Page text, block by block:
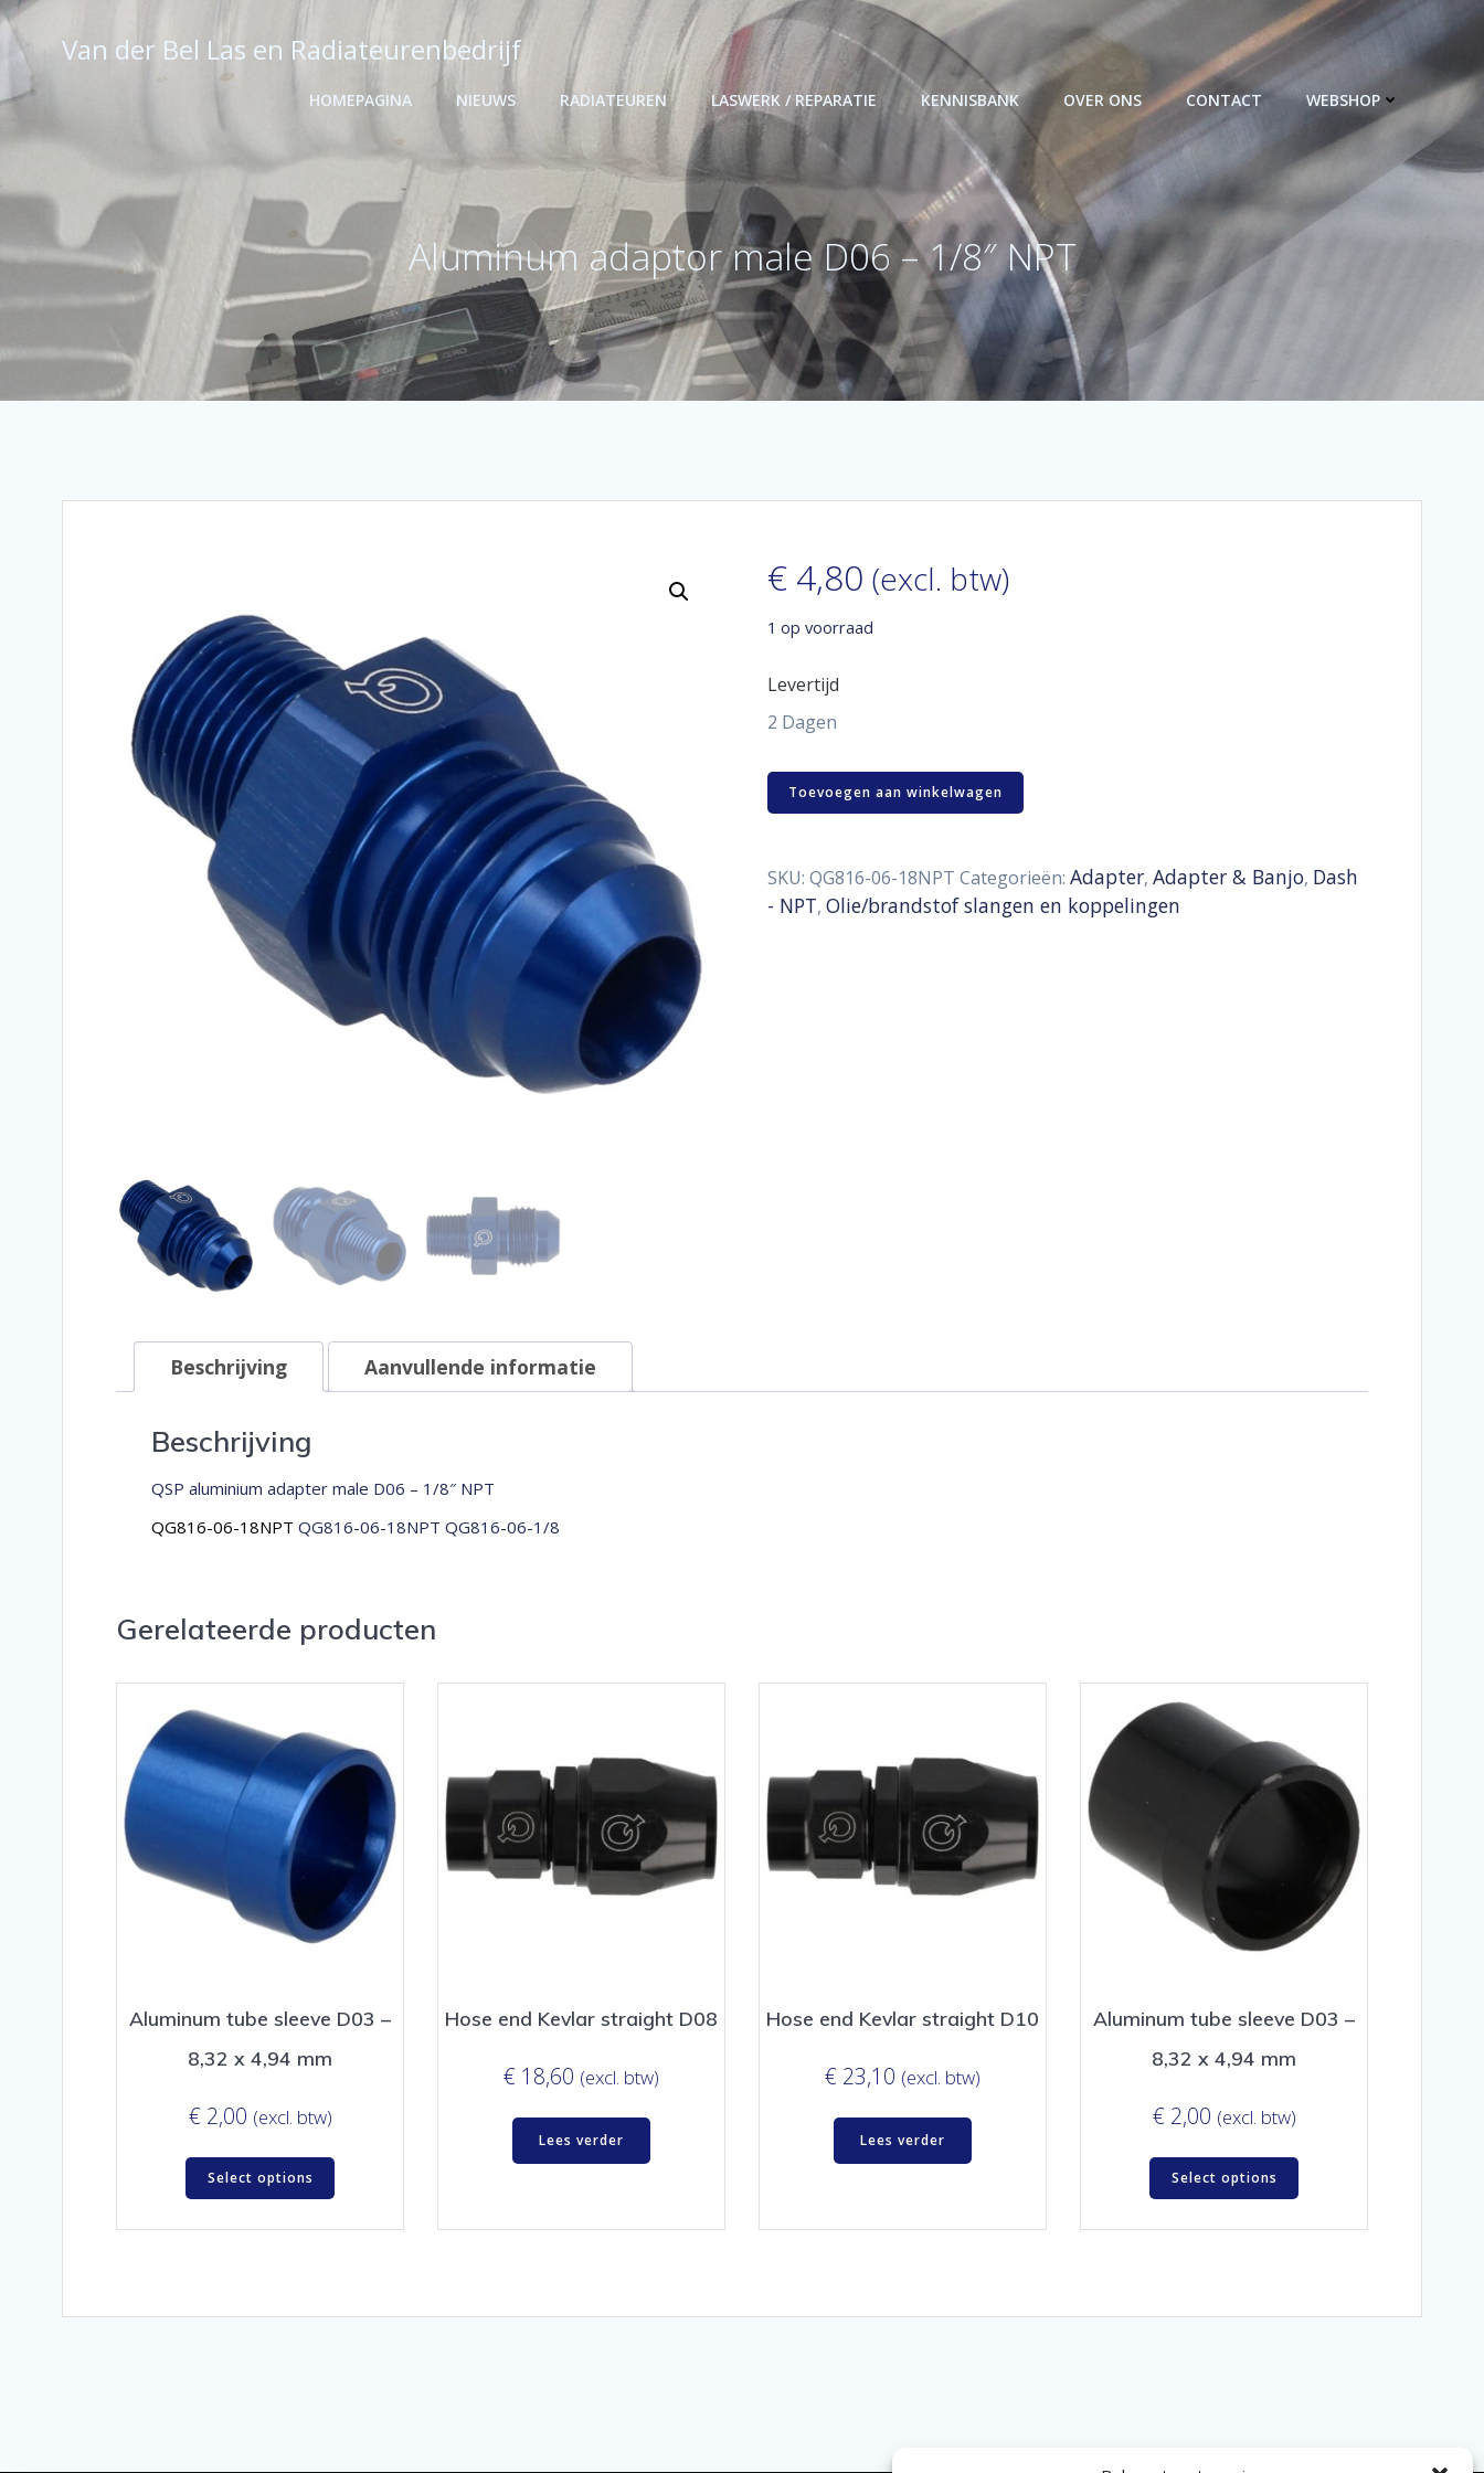
Ga
naar
inhoud
Van der Bel Las en Radiateurenbedrijf
HOMEPAGINA NIEUWS RADIATEUREN LASWERK / REPARATIE KENNISBANK OVER ONS CONTACT WEBSHOP
Aluminum adaptor male D06 – 1/8″ NPT
€4,80 (excl. btw)
1 op voorraad
Levertijd
2 Dagen
Aluminum
adaptor
-
1/8"
NPT
Toevoegen aan winkelwagen
SKU: QG816-06-18NPT Categorieën: Adapter, Adapter & Banjo, Dash
- NPT, Olie/brandstof slangen en koppelingen
Beschrijving Aanvullende informatie
Beschrijving
QSP aluminium adapter male D06 – 1/8″ NPT
QG816-06-18NPT QG816-06-18NPT QG816-06-1/8
Gerelateerde producten
Aluminum tube sleeve D03 –
8,32 x 4,94 mm
€ 2,00 (excl. btw)
Select options
Hose end Kevlar straight D08
€ 18,60 (excl. btw)
Lees verder
Hose end Kevlar straight D10
€ 23,10 (excl. btw)
Lees verder
Aluminum tube sleeve D03 –
8,32 x 4,94 mm
€ 2,00 (excl. btw)
Select options